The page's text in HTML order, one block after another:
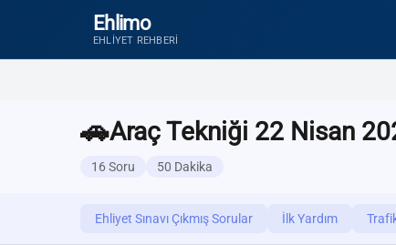
Ehlimo
EHLIYET REHBERI
🚗Araç Tekniği 22 Nisan
16 Soru 50 Dakika
Ehliyet Sınavı Çıkmış Sorular İlk Yardım